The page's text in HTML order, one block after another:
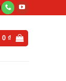
Đổi trả linh hoạt
0₫